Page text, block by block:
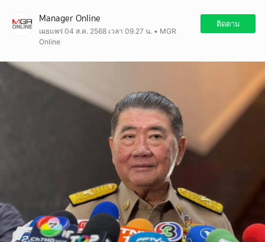
Manager Online
เผยแพร่ 04 ส.ค. 2568 เวลา 09.27 น. • MGR
Online
ติดตาม